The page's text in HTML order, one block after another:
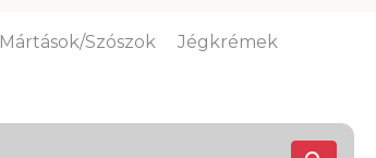
Mártások/Szószok Jégkrémek